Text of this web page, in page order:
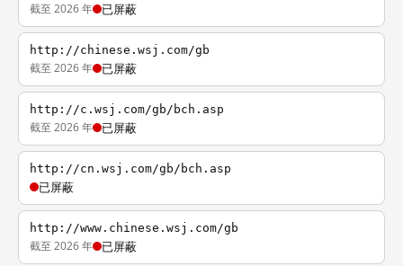
截至 2026 年 已屏蔽
http://chinese.wsj.com/gb
截至 2026 年 已屏蔽
http://c.wsj.com/gb/bch.asp
截至 2026 年 已屏蔽
http://cn.wsj.com/gb/bch.asp
已屏蔽
http://www.chinese.wsj.com/gb
截至 2026 年 已屏蔽